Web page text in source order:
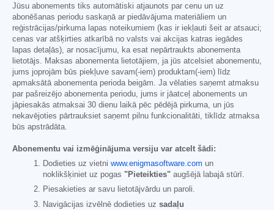
Jūsu abonements tiks automātiski atjaunots par cenu un uz
abonēšanas periodu saskaņā ar piedāvājuma materiāliem un
reģistrācijas/pirkuma lapas noteikumiem (kas ir iekļauti šeit ar atsauci;
cenas var atšķirties atkarībā no valsts vai akcijas katras iegādes
lapas detaļās), ar nosacījumu, ka esat nepārtraukts abonementa
lietotājs. Maksas abonementa lietotājiem, ja jūs atcelsiet abonementu,
jums joprojām būs piekļuve savam(-iem) produktam(-iem) līdz
apmaksātā abonementa perioda beigām. Ja vēlaties saņemt atmaksu
par pašreizējo abonementa periodu, jums ir jāatceļ abonements un
jāpiesakās atmaksai 30 dienu laikā pēc pēdējā pirkuma, un jūs
nekavējoties pārtrauksiet saņemt pilnu funkcionalitāti, tiklīdz atmaksa
būs apstrādāta.
Abonementu vai izmēģinājuma versiju var atcelt šādi:
Dodieties uz vietni www.enigmasoftware.com un
noklikšķiniet uz pogas "Pieteikties" augšējā labajā stūrī.
Piesakieties ar savu lietotājvārdu un paroli.
Navigācijas izvēlnē dodieties uz sadaļu